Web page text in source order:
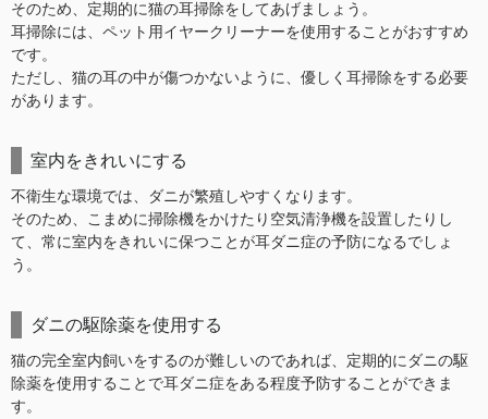
そのため、定期的に猫の耳掃除をしてあげましょう。
耳掃除には、ペット用イヤークリーナーを使用することがおすすめ
です。
ただし、猫の耳の中が傷つかないように、優しく耳掃除をする必要
があります。
室内をきれいにする
不衛生な環境では、ダニが繁殖しやすくなります。
そのため、こまめに掃除機をかけたり空気清浄機を設置したりし
て、常に室内をきれいに保つことが耳ダニ症の予防になるでしょ
う。
ダニの駆除薬を使用する
猫の完全室内飼いをするのが難しいのであれば、定期的にダニの駆
除薬を使用することで耳ダニ症をある程度予防することができま
す。